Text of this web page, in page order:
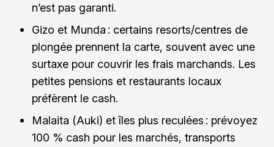
n’est pas garanti.
Gizo et Munda : certains resorts/centres de
plongée prennent la carte, souvent avec une
surtaxe pour couvrir les frais marchands. Les
petites pensions et restaurants locaux
préfèrent le cash.
Malaita (Auki) et îles plus reculées : prévoyez
100 % cash pour les marchés, transports